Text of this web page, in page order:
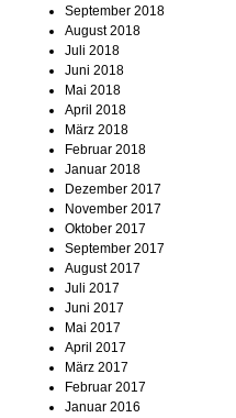
September 2018
August 2018
Juli 2018
Juni 2018
Mai 2018
April 2018
März 2018
Februar 2018
Januar 2018
Dezember 2017
November 2017
Oktober 2017
September 2017
August 2017
Juli 2017
Juni 2017
Mai 2017
April 2017
März 2017
Februar 2017
Januar 2016